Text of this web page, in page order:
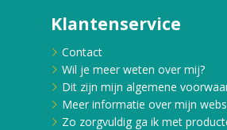
Klantenservice
Contact
Wil je meer weten over mij?
Dit zijn mijn algemene
Meer informatie over mijn
Zo zorgvuldig ga ik met